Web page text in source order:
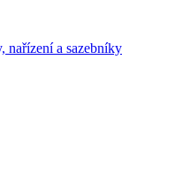
nařízení a sazebníky